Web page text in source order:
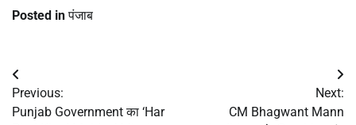
Posted inपंजाब
Post
navigation
Previous:
Punjab Government का ‘Har
Next:
CM Bhagwant Mann